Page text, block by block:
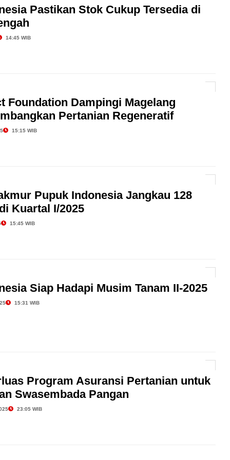
Pastikan Stok Cukup Tersedia di
14:45 WIB
Foundation Dampingi Magelang
Pertanian Regeneratif
15:15 WIB
Pupuk Indonesia Jangkau 128
Kuartal I/2025
15:45 WIB
Siap Hadapi Musim Tanam II-2025
15:31 WIB
Program Asuransi Pertanian untuk
Swasembada Pangan
23:05 WIB